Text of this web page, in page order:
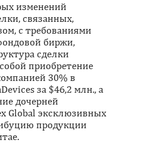
изменений
связанных,
с требованиями
биржи,
сделки
приобретение
30% в
за $46,2 млн., а
дочерней
Global эксклюзивных
продукции